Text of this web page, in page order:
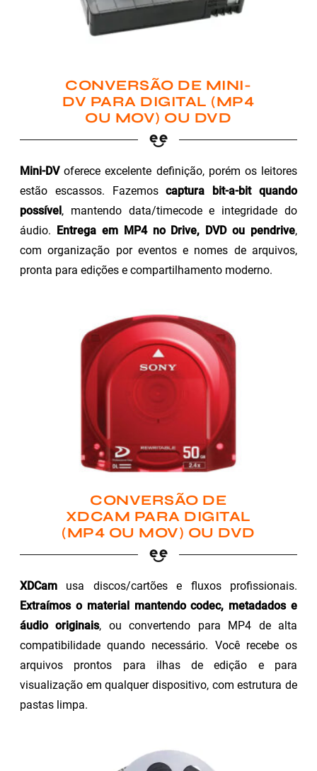
CONVERSÃO DE MINI-
DV PARA DIGITAL (MP4
OU MOV) OU DVD
Mini-DVoferece excelente definição, porém os leitores
estão escassos. Fazemoscaptura bit-a-bit quando
possível, mantendo data/timecode e integridade do
áudio. Entrega em MP4 no Drive, DVD ou pendrive,
com organização por eventos e nomes de arquivos,
pronta para edições e compartilhamento moderno.
CONVERSÃO DE
XDCAM PARA DIGITAL
(MP4 OU MOV) OU DVD
XDCam usa discos/cartões e fluxos profissionais.
Extraímos o material mantendo codec, metadados e
áudio originais, ou convertendo para MP4 de alta
compatibilidade quando necessário. Você recebe os
arquivos prontos para ilhas de edição e para
visualização em qualquer dispositivo, com estrutura de
pastas limpa.